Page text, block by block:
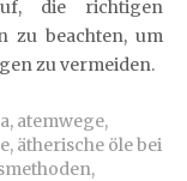
die richtigen
zu beachten, um
zu vermeiden.
, atemwege,
, ätherische öle bei
,